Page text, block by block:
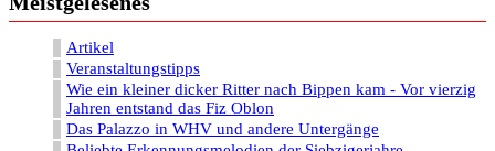
Artikel
Veranstaltungstipps
Wie ein kleiner dicker Ritter nach Bippen kam - Vor vierzig
Jahren entstand das Fiz Oblon
Das Palazzo in WHV und andere Untergänge